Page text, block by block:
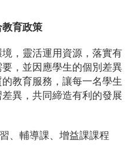
教育政策
，靈活運用資源，落實有
，並因應學生的個別差異
教育服務，讓每一名學生
異，共同締造有利的發展
、輔導課、增益課課程